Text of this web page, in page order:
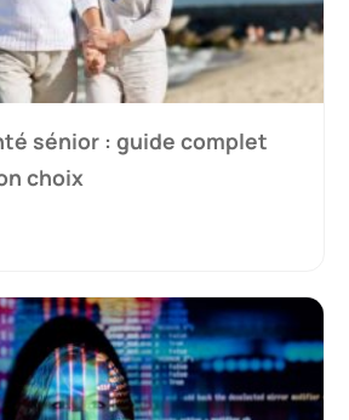
sénior : guide complet
choix